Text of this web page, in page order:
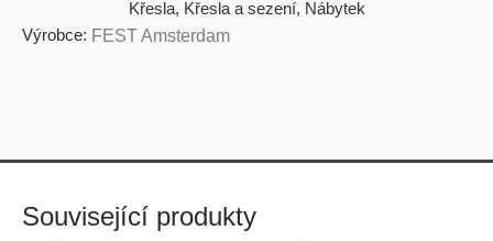
Křesla, Křesla a sezení, Nábytek
Výrobce: FEST Amsterdam
Související produkty